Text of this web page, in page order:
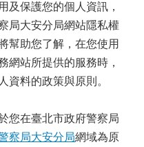
及保護您的個人資訊，
局大安分局網站隱私權
幫助您了解，在您使用
網站所提供的服務時，
資料的政策與原則。
您在臺北市政府警察局
察局大安分局網域為原